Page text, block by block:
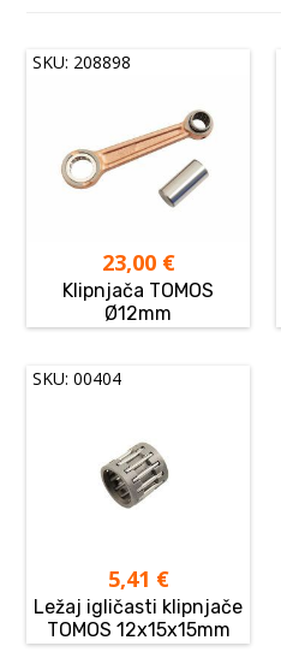
SKU: 208898
23,00 €
Klipnjača TOMOS
Ø12mm
SKU: 00404
5,41 €
Ležaj igličasti klipnjače
TOMOS 12x15x15mm